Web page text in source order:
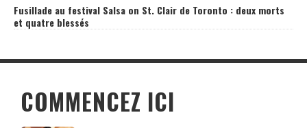
Fusillade au festival Salsa on St. Clair de Toronto : deux morts
et quatre blessés
COMMENCEZ ICI